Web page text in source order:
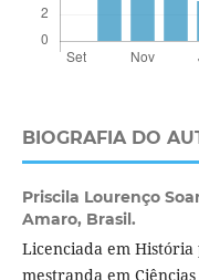
BIOGRAFIA DO
Priscila Lourenço
Amaro, Brasil.
Licenciada em
mestranda em